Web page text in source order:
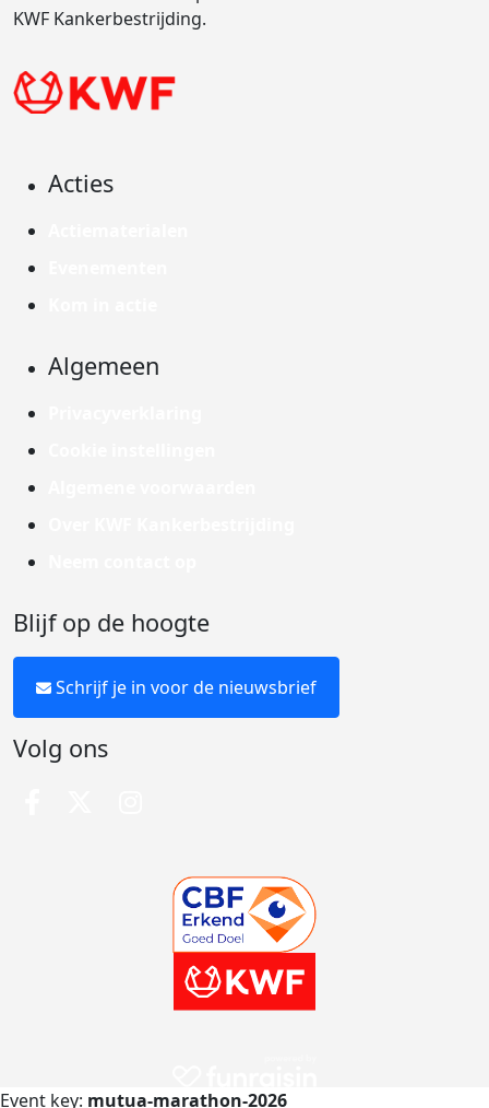
KWF Kankerbestrijding.
Acties
Algemeen
Blijf op de hoogte
Schrijf je in voor de nieuwsbrief
Volg ons
Event key: mutua-marathon-2026